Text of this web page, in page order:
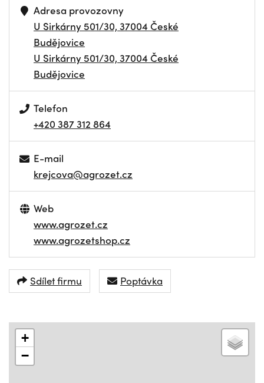
Adresa provozovny
U Sirkárny 501/30, 37004 České
Budějovice
U Sirkárny 501/30, 37004 České
Budějovice
Telefon
+420 387 312 864
E-mail
krejcova@agrozet.cz
Web
www.agrozet.cz
www.agrozetshop.cz
Sdílet firmu Poptávka
+
−